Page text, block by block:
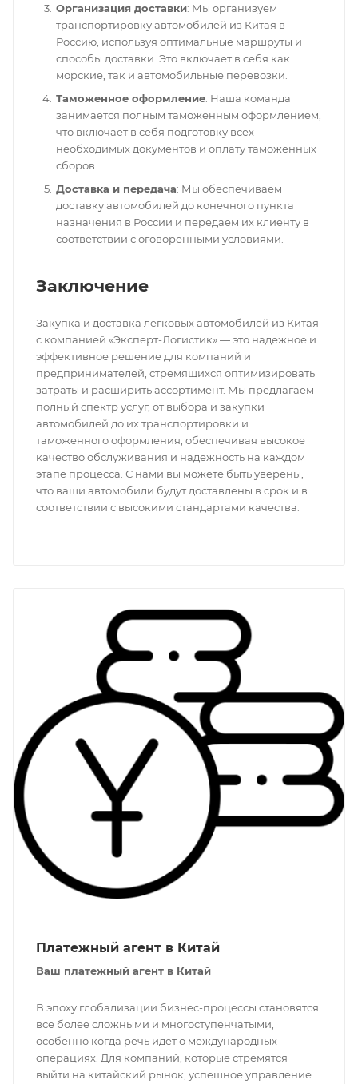
Организация доставки: Мы организуем
транспортировку автомобилей из Китая в
Россию, используя оптимальные маршруты и
способы доставки. Это включает в себя как
морские, так и автомобильные перевозки.
Таможенное оформление: Наша команда
занимается полным таможенным оформлением,
что включает в себя подготовку всех
необходимых документов и оплату таможенных
сборов.
Доставка и передача: Мы обеспечиваем
доставку автомобилей до конечного пункта
назначения в России и передаем их клиенту в
соответствии с оговоренными условиями.
Заключение
Закупка и доставка легковых автомобилей из Китая
с компанией «Эксперт-Логистик» — это надежное и
эффективное решение для компаний и
предпринимателей, стремящихся оптимизировать
затраты и расширить ассортимент. Мы предлагаем
полный спектр услуг, от выбора и закупки
автомобилей до их транспортировки и
таможенного оформления, обеспечивая высокое
качество обслуживания и надежность на каждом
этапе процесса. С нами вы можете быть уверены,
что ваши автомобили будут доставлены в срок и в
соответствии с высокими стандартами качества.
Платежный агент в Китай
Ваш платежный агент в Китай
В эпоху глобализации бизнес-процессы становятся
все более сложными и многоступенчатыми,
особенно когда речь идет о международных
операциях. Для компаний, которые стремятся
выйти на китайский рынок, успешное управление